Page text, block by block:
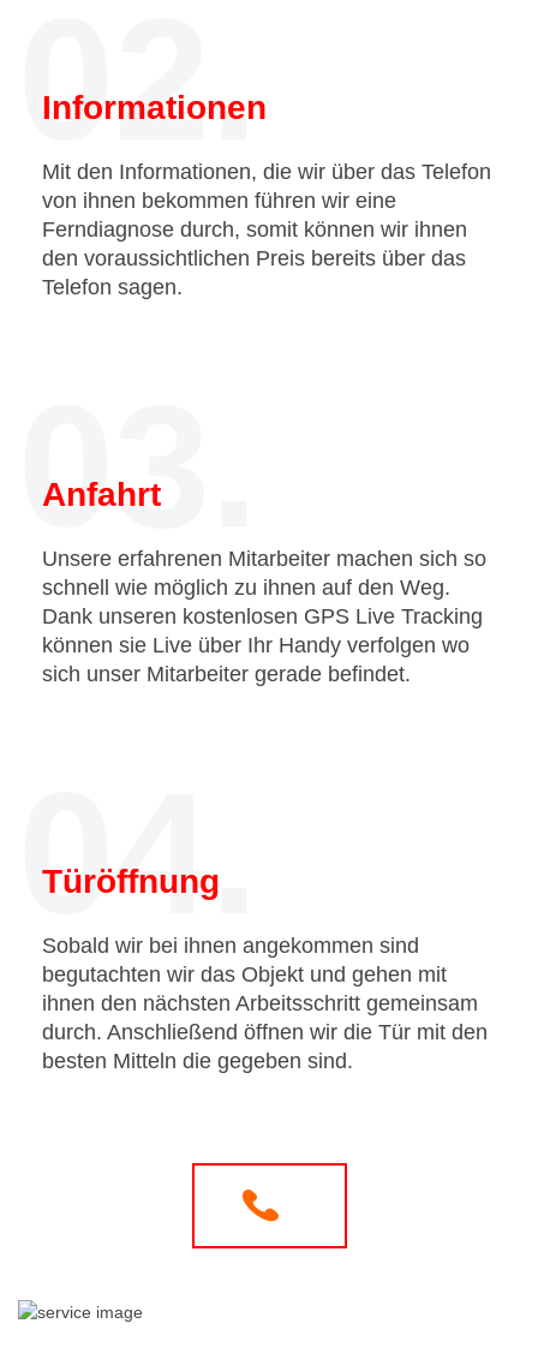
02.
Informationen
Mit den Informationen, die wir über das Telefon
von ihnen bekommen führen wir eine
Ferndiagnose durch, somit können wir ihnen
den voraussichtlichen Preis bereits über das
Telefon sagen.
03.
Anfahrt
Unsere erfahrenen Mitarbeiter machen sich so
schnell wie möglich zu ihnen auf den Weg.
Dank unseren kostenlosen GPS Live Tracking
können sie Live über Ihr Handy verfolgen wo
sich unser Mitarbeiter gerade befindet.
04.
Türöffnung
Sobald wir bei ihnen angekommen sind
begutachten wir das Objekt und gehen mit
ihnen den nächsten Arbeitsschritt gemeinsam
durch. Anschließend öffnen wir die Tür mit den
besten Mitteln die gegeben sind.